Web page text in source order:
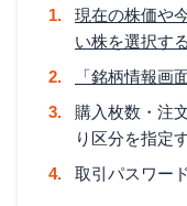
現在の株価や
い株を選択する
「銘柄情報画
購入枚数・注
り区分を指定
取引パスワー